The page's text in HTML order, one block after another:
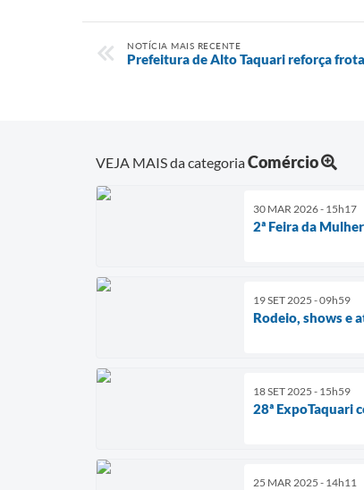
NOTÍCIA MAIS RECENTE
Prefeitura de Alto Taquari reforça
VEJA MAIS da categoriaComércio
30 MAR 2026 - 15h17
2ª Feira da
19 SET 2025 - 09h59
Rodeio, shows e
18 SET 2025 - 15h59
28ª ExpoTaquari
25 MAR 2025 - 14h11